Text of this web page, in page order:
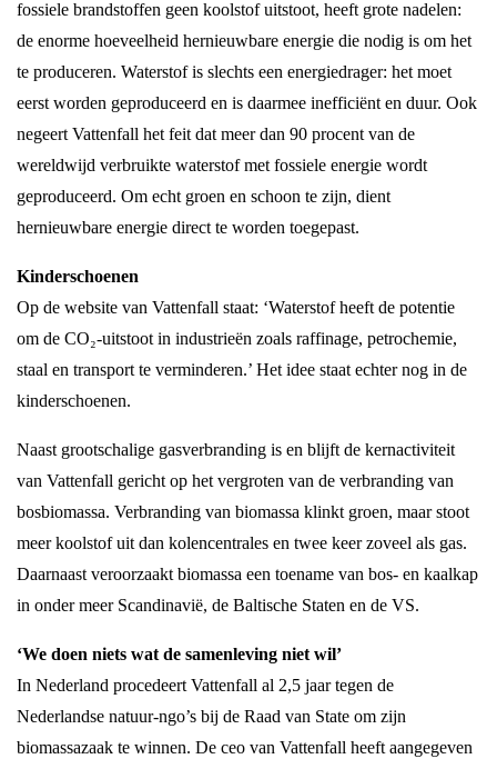
fossiele brandstoffen geen koolstof uitstoot, heeft grote nadelen:
de enorme hoeveelheid hernieuwbare energie die nodig is om het
te produceren. Waterstof is slechts een energiedrager: het moet
eerst worden geproduceerd en is daarmee inefficiënt en duur. Ook
negeert Vattenfall het feit dat meer dan 90 procent van de
wereldwijd verbruikte waterstof met fossiele energie wordt
geproduceerd. Om echt groen en schoon te zijn, dient
hernieuwbare energie direct te worden toegepast.
Kinderschoenen
Op de website van Vattenfall staat: ‘Waterstof heeft de potentie
om de CO₂-uitstoot in industrieën zoals raffinage, petrochemie,
staal en transport te verminderen.’ Het idee staat echter nog in de
kinderschoenen.
Naast grootschalige gasverbranding is en blijft de kernactiviteit
van Vattenfall gericht op het vergroten van de verbranding van
bosbiomassa. Verbranding van biomassa klinkt groen, maar stoot
meer koolstof uit dan kolencentrales en twee keer zoveel als gas.
Daarnaast veroorzaakt biomassa een toename van bos- en kaalkap
in onder meer Scandinavië, de Baltische Staten en de VS.
‘We doen niets wat de samenleving niet wil’
In Nederland procedeert Vattenfall al 2,5 jaar tegen de
Nederlandse natuur-ngo’s bij de Raad van State om zijn
biomassazaak te winnen. De ceo van Vattenfall heeft aangegeven